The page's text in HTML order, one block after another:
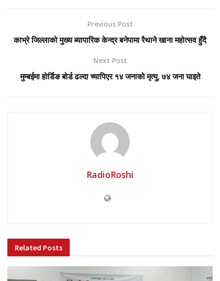
Previous Post
काभ्रे जिल्लाको मुख्य ब्यापारिक केन्द्र बनेपामा रैथाने खाना महोत्सव हुँदै
Next Post
मुम्बईमा होर्डिङ बोर्ड ढल्दा च्यापिएर १४ जनाको मृत्यु, ७४ जना घाइते
RadioRoshi
Related Posts